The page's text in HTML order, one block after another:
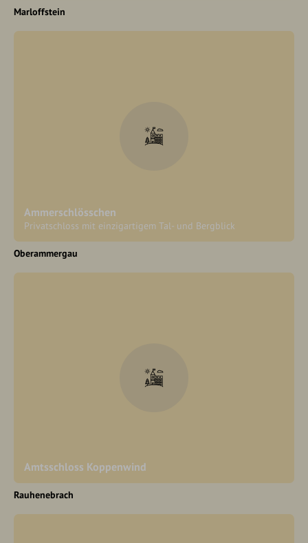
Marloffstein
Ammerschlösschen
Privatschloss mit einzigartigem Tal- und Bergblick
Oberammergau
Amtsschloss Koppenwind
Rauhenebrach